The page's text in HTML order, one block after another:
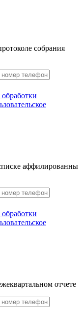
собрания
аффилированны
отчете